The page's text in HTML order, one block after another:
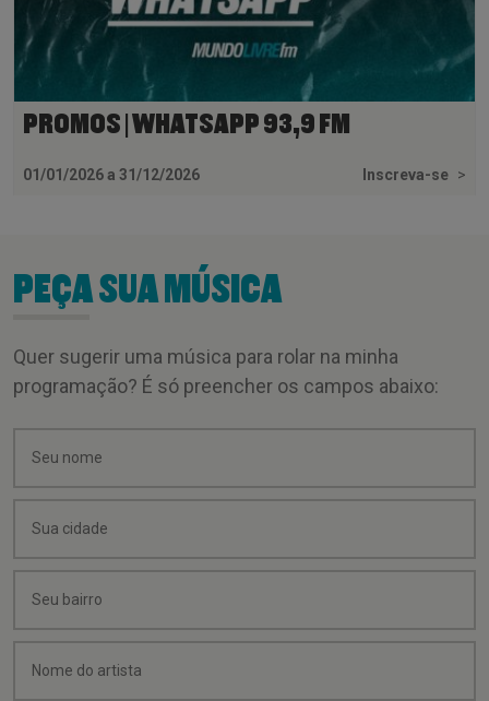
PROMOS | WHATSAPP 93,9 FM
01/01/2026 a 31/12/2026 Inscreva-se >
PEÇA SUA MÚSICA
Quer sugerir uma música para rolar na minha
programação? É só preencher os campos abaixo: